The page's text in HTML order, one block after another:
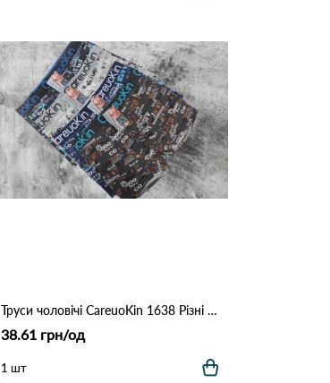
Труси чоловічі CareuoKin 1638 Різні кольори
38.61 грн/од
1 шт